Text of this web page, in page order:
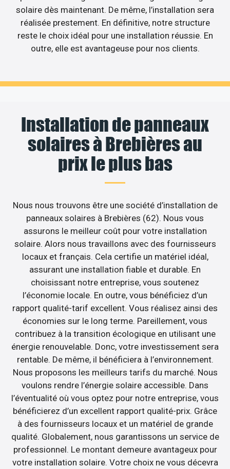
solaire dès maintenant. De même, l’installation sera
réalisée prestement. En définitive, notre structure
reste le choix idéal pour une installation réussie. En
outre, elle est avantageuse pour nos clients.
Installation de panneaux
solaires à Brebières au
prix le plus bas
Nous nous trouvons être une société d’installation de
panneaux solaires à Brebières (62). Nous vous
assurons le meilleur coût pour votre installation
solaire. Alors nous travaillons avec des fournisseurs
locaux et français. Cela certifie un matériel idéal,
assurant une installation fiable et durable. En
choisissant notre entreprise, vous soutenez
l’économie locale. En outre, vous bénéficiez d’un
rapport qualité-tarif excellent. Vous réalisez ainsi des
économies sur le long terme. Pareillement, vous
contribuez à la transition écologique en utilisant une
énergie renouvelable. Donc, votre investissement sera
rentable. De même, il bénéficiera à l’environnement.
Nous proposons les meilleurs tarifs du marché. Nous
voulons rendre l’énergie solaire accessible. Dans
l’éventualité où vous optez pour notre entreprise, vous
bénéficierez d’un excellent rapport qualité-prix. Grâce
à des fournisseurs locaux et un matériel de grande
qualité. Globalement, nous garantissons un service de
professionnel. Le montant demeure avantageux pour
votre installation solaire. Votre choix ne vous décevra